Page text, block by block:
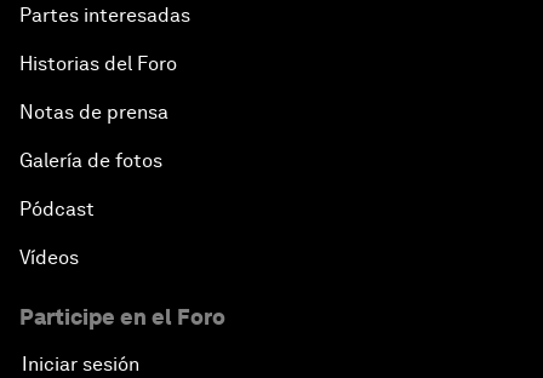
Partes interesadas
Historias del Foro
Notas de prensa
Galería de fotos
Pódcast
Vídeos
Participe en el Foro
Iniciar sesión